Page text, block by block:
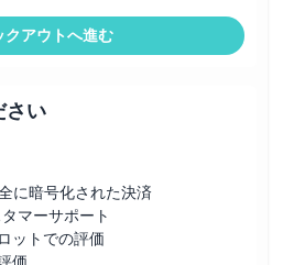
クアウトへ進む
さい
に暗号化された決済
マーサポート
ットでの評価